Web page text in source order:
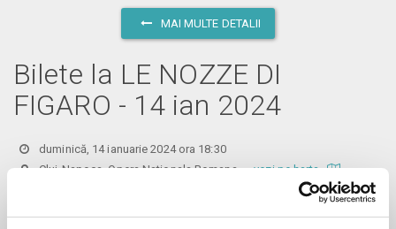
MAI MULTE DETALII
Bilete la LE NOZZE DI
FIGARO - 14 ian 2024
duminică, 14 ianuarie 2024 ora 18:30
Cluj-Napoca, Opera Nationala Romanavezi pe harta